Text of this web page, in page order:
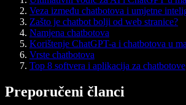
Veza između chatbotova i umjetne
Zašto je chatbot bolji od web stranice?
Namjena chatbotova
Korištenje ChatGPT-a i chatbotova u
Vrste chatbotova
Top 8 softvera i aplikacija za chatbotove
Preporučeni članci